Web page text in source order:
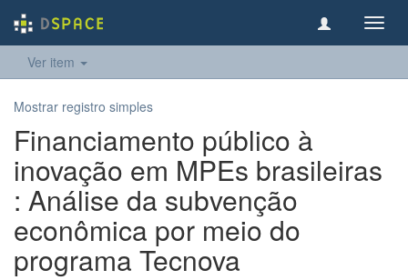
Ver item
Mostrar registro simples
Financiamento público à
inovação em MPEs brasileiras
: Análise da subvenção
econômica por meio do
programa Tecnova